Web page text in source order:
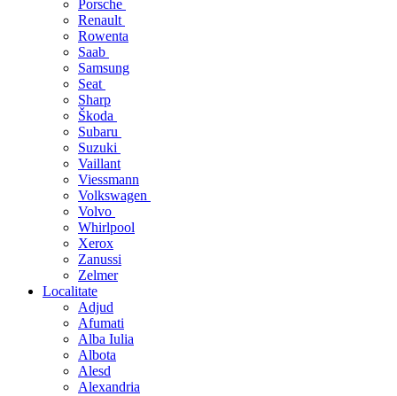
Porsche
Renault
Rowenta
Saab
Samsung
Seat
Sharp
Škoda
Subaru
Suzuki
Vaillant
Viessmann
Volkswagen
Volvo
Whirlpool
Xerox
Zanussi
Zelmer
Localitate
Adjud
Afumati
Alba Iulia
Albota
Alesd
Alexandria